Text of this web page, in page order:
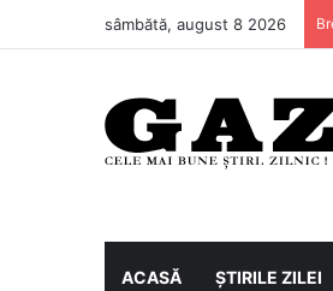
sâmbătă, august 8 2026
ACASĂ ȘTIRILE ZILEI